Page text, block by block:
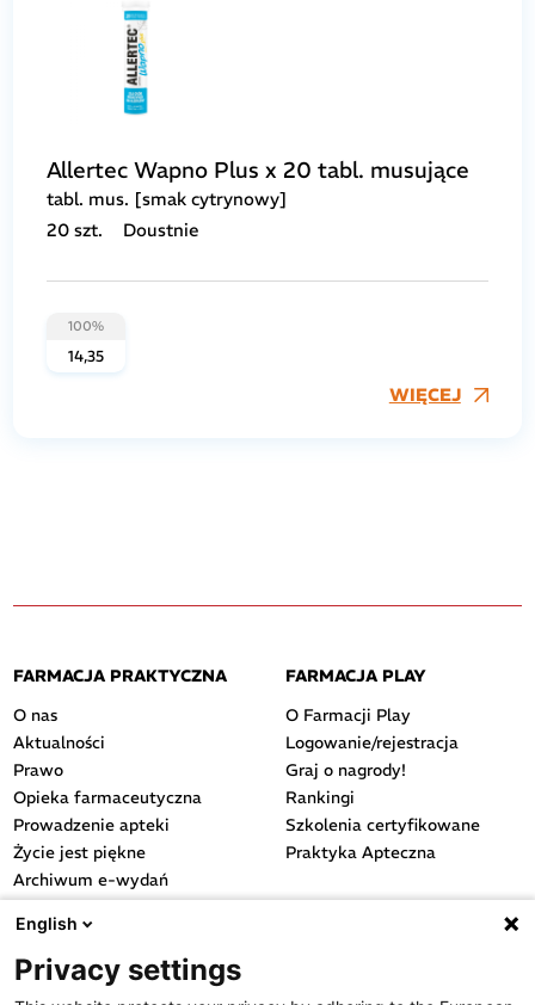
Allertec Wapno Plus x 20 tabl. musujące
tabl. mus. [smak cytrynowy]
20 szt.
Doustnie
100%
14,35
WIĘCEJ
FARMACJA PRAKTYCZNA
O nas
Aktualności
Prawo
Opieka farmaceutyczna
Prowadzenie apteki
Życie jest piękne
Archiwum e-wydań
Przydatne linki
FARMACJA PLAY
O Farmacji Play
Logowanie/rejestracja
Graj o nagrody!
Rankingi
Szkolenia certyfikowane
Praktyka Apteczna
OGÓLNE
English
Privacy settings